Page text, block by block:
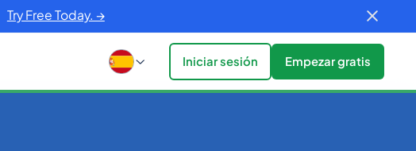
Try Free Today. →
Iniciar sesión Empezar gratis